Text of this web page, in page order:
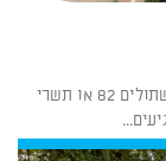
ספורטק דרום נמצא בפארק מנחם בגין, בכתובת שתולים 82 או תשרי